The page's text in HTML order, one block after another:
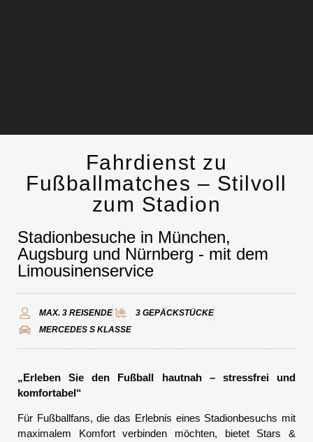
Chauffeurservice
Kontakt
Fahrdienst zu
Fußballmatches – Stilvoll
zum Stadion
Stadionbesuche in München,
Augsburg und Nürnberg - mit dem
Limousinenservice
MAX. 3 REISENDE
3 GEPÄCKSTÜCKE
MERCEDES S KLASSE
„Erleben Sie den Fußball hautnah – stressfrei und
komfortabel“
Für Fußballfans, die das Erlebnis eines Stadionbesuchs mit
maximalem Komfort verbinden möchten, bietet Stars &